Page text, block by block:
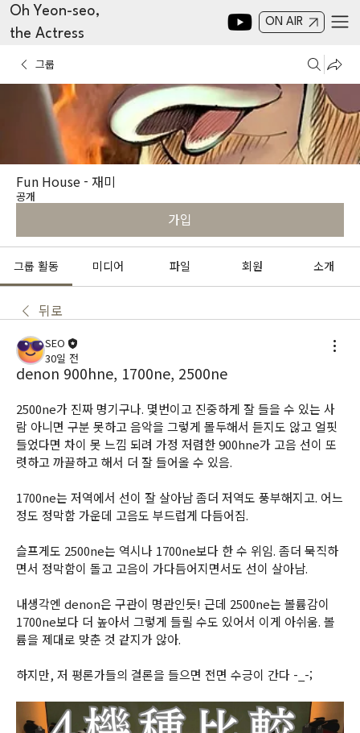
Oh Yeon-seo,
the Actress
ON AIR
그룹
Fun House - 재미
공개
가입
그룹 활동 미디어 파일 회원 소개
뒤로
SEO
30일 전
denon 900hne, 1700ne, 2500ne
2500ne가 진짜 명기구나. 몇번이고 진중하게 잘 들을 수 있는 사
람 아니면 구분 못하고 음악을 그렇게 몰두해서 듣지도 않고 얼핏
들었다면 차이 못 느낌 되려 가정 저렴한 900hne가 고음 선이 또
렷하고 까끌하고 해서 더 잘 들어올 수 있음.
1700ne는 저역에서 선이 잘 살아남 좀더 저역도 풍부해지고. 어느
정도 정막함 가운데 고음도 부드럽게 다듬어짐.
슬프게도 2500ne는 역시나 1700ne보다 한 수 위임. 좀더 묵직하
면서 정막함이 돌고 고음이 가다듬어지면서도 선이 살아남.
내생각엔 denon은 구관이 명관인듯! 근데 2500ne는 볼륨감이
1700ne보다 더 높아서 그렇게 들릴 수도 있어서 이게 아쉬움. 볼
륨을 제대로 맞춘 것 같지가 않아.
하지만, 저 평론가들의 결론을 들으면 전면 수긍이 간다 -_-;